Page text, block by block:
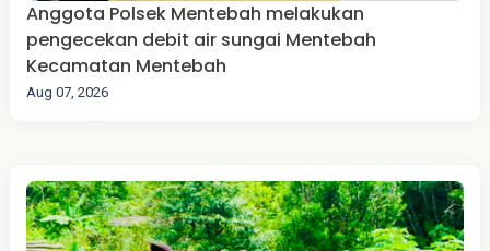
Anggota Polsek Mentebah melakukan
pengecekan debit air sungai Mentebah
Kecamatan Mentebah
Aug 07, 2026